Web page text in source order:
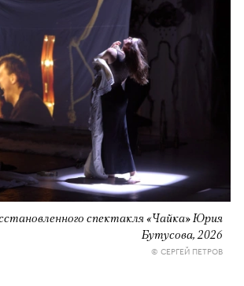
спектакля «Чайка» Юрия
Бутусова, 2026
© СЕРГЕЙ ПЕТРОВ